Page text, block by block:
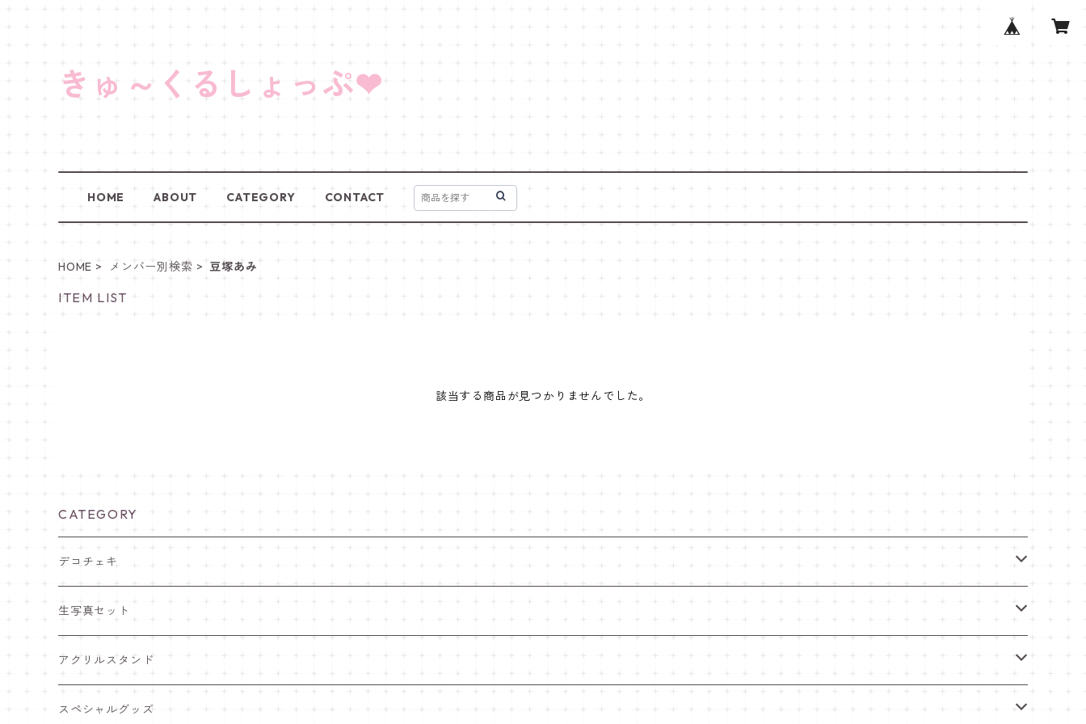
きゅ～くるしょっぷ❤
HOME ABOUT CATEGORY CONTACT
HOME メンバー別検索 豆塚あみ
ITEM LIST
該当する商品が見つかりませんでした。
CATEGORY
デコチェキ
25夏 衣装
25.5 セーラー服
25.4 きゅ～くま
生写真セット
25夏 衣装
25.5 セーラー服
アクリルスタンド
25.5 セーラー服
スペシャルグッズ